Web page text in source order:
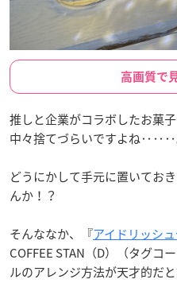
高画質で
推しと企業がコラボしたお菓
中々捨てづらいですよね‥‥‥
どうにかして手元に置いてお
んか！？
そんななか、『アイドリッシ
COFFEE STAN（D）（タグコ
ルのアレンジ方法が天才的だ